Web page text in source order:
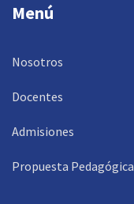
Menú
Nosotros
Docentes
Admisiones
Propuesta Pedagógica